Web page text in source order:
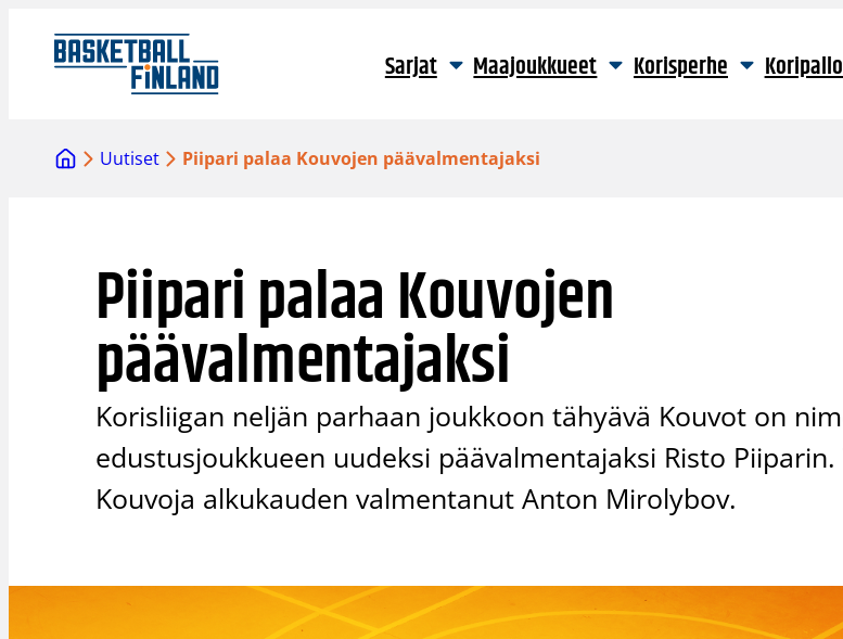
sisältöön
Sarjat Maajoukkueet Korisperhe
Uutiset Piipari palaa Kouvojen päävalmentajaksi
Piipari palaa Kouvojen
päävalmentajaksi
Korisliigan neljän parhaan joukkoon tähyävä Kouvot on
edustusjoukkueen uudeksi päävalmentajaksi Risto Piiparin.
Kouvoja alkukauden valmentanut Anton Mirolybov.